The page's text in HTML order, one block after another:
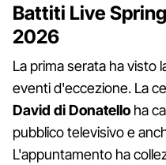
Battiti Live
2026
La prima serata ha visto
eventi d'eccezione. La
David di Donatello ha
pubblico televisivo e
L'appuntamento ha